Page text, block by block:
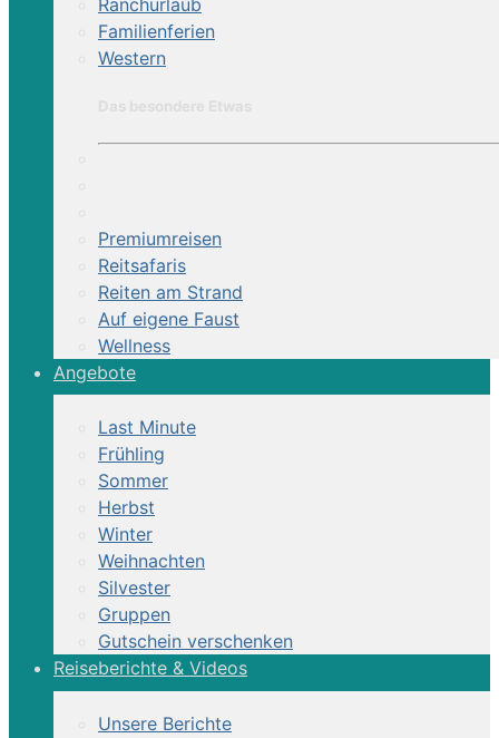
Ranchurlaub
Familienferien
Western
Premiumreisen
Reitsafaris
Reiten am Strand
Auf eigene Faust
Wellness
Angebote
Last Minute
Frühling
Sommer
Herbst
Winter
Weihnachten
Silvester
Gruppen
Gutschein verschenken
Reiseberichte & Videos
Unsere Berichte